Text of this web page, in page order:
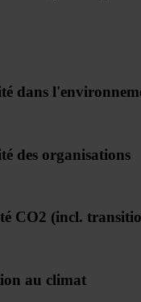
dans
des organisations
CO2 (incl.
au climat